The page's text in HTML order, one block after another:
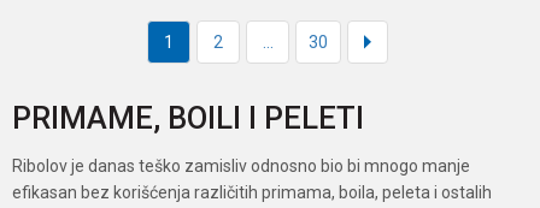
1 2 30
PRIMAME, BOILI I PELETI
Ribolov je danas teško zamisliv odnosno bio bi mnogo manje
efikasan bez korišćenja različitih primama, boila, peleta i ostalih